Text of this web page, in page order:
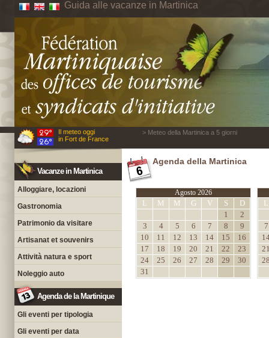
Guida alle vacanze in Martinica
Il meteo oggi
in Fort de France
> Meteo della Martinica a 5 giorni
Vacanze in Martinica
Alloggiare, locazioni
Gastronomia
Patrimonio da visitare
Artisanat et souvenirs
Attività natura e sport
Noleggio auto
Agenda de la Martinique
Gli eventi per tipologia
Gli eventi per data
Agenda della Martinica
Agosto 2026
L M M G V S
D
1
2
3
4 5 6 7 8
9
10
11 12 13 14 15
16
17
18 19 20 21 22
23
24
25 26 27 28 29
30
31
L
7